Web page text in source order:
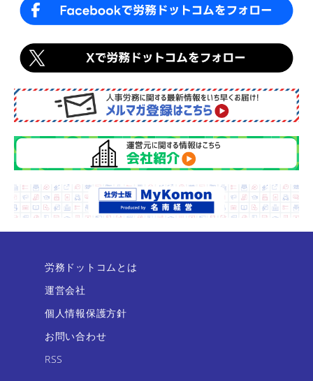
労務ドットコムとは
運営会社
個人情報保護方針
お問い合わせ
RSS